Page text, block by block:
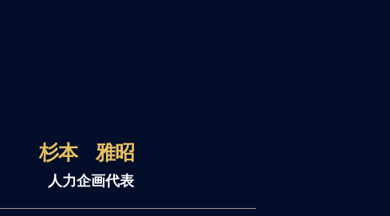
杉本 雅昭
​人力企画代表